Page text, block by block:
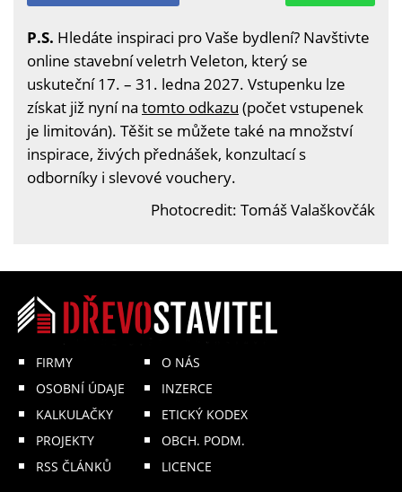
P.S. Hledáte inspiraci pro Vaše bydlení? Navštivte
online stavební veletrh Veleton, který se
uskuteční 17. – 31. ledna 2027. Vstupenku lze
získat již nyní na tomto odkazu (počet vstupenek
je limitován). Těšit se můžete také na množství
inspirace, živých přednášek, konzultací s
odborníky i slevové vouchery.
Photocredit: Tomáš Valaškovčák
FIRMY
OSOBNÍ ÚDAJE
KALKULAČKY
PROJEKTY
RSS ČLÁNKŮ
O NÁS
INZERCE
ETICKÝ KODEX
OBCH. PODM.
LICENCE